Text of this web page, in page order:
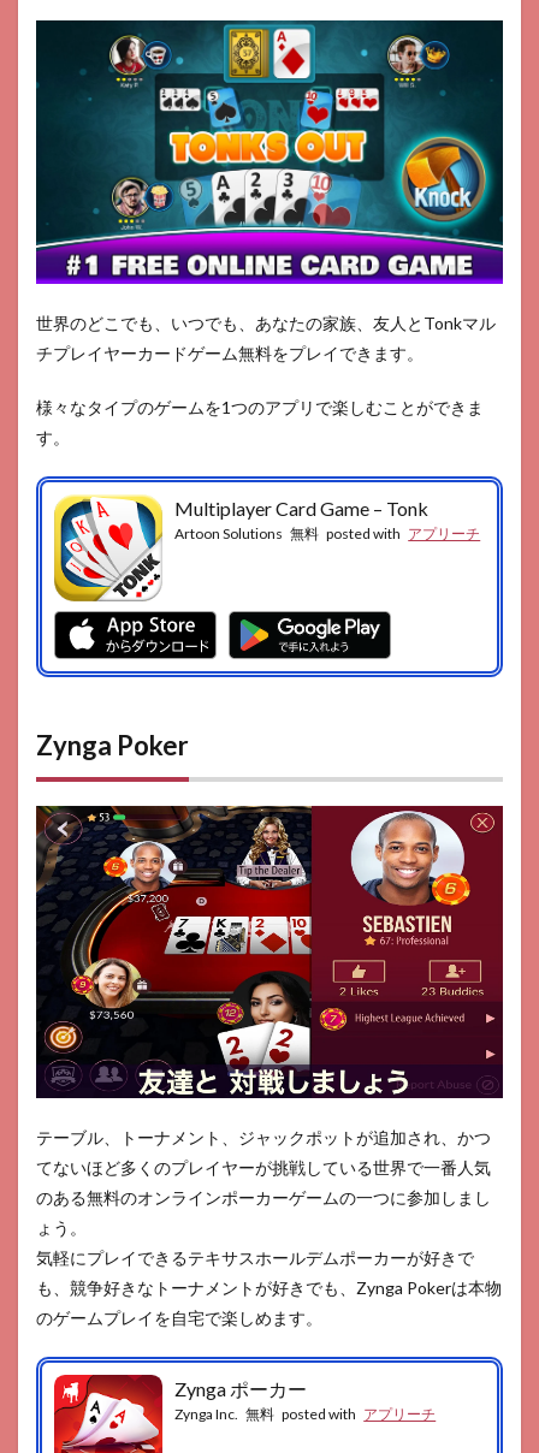
世界のどこでも、いつでも、あなたの家族、友人とTonkマル
チプレイヤーカードゲーム無料をプレイできます。
様々なタイプのゲームを1つのアプリで楽しむことができま
す。
Multiplayer Card Game – Tonk
Artoon Solutions 無料 posted with アプリーチ
Zynga Poker
テーブル、トーナメント、ジャックポットが追加され、かつ
てないほど多くのプレイヤーが挑戦している世界で一番人気
のある無料のオンラインポーカーゲームの一つに参加しまし
ょう。
気軽にプレイできるテキサスホールデムポーカーが好きで
も、競争好きなトーナメントが好きでも、Zynga Pokerは本物
のゲームプレイを自宅で楽しめます。
Zynga ポーカー
Zynga Inc. 無料 posted with アプリーチ